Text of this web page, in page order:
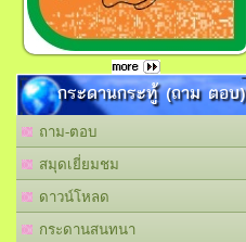
กระดานกระทู้ (ถาม ตอบ)
ถาม-ตอบ
สมุดเยี่ยมชม
ดาวน์โหลด
กระดานสนทนา